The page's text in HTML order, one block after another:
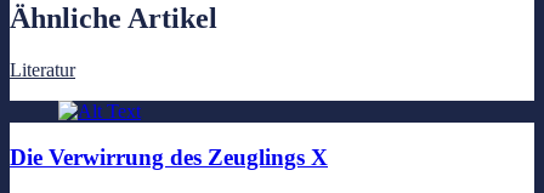
Ähnliche Artikel
Literatur
Die Verwirrung des Zeuglings X